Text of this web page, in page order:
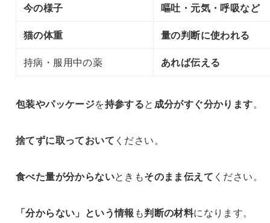
今の様子
嘔吐・元気・呼吸など
猫の体重
量の判断に使われる
持病・服用中の薬
あれば伝える
包装やパッケージを持参すると 成分がすぐ分かります。
捨てずに取っておいて ください。
食べた量が分からないときもそのまま伝えて ください。
「分からない」という情報 も判断の材料になります。